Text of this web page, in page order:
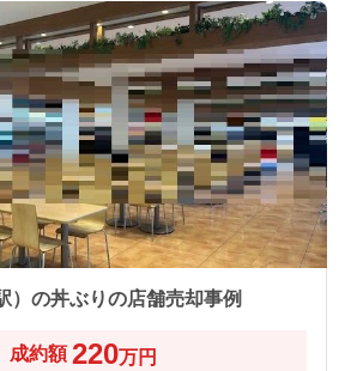
）の丼ぶりの店舗売却事例
成約額 220万円